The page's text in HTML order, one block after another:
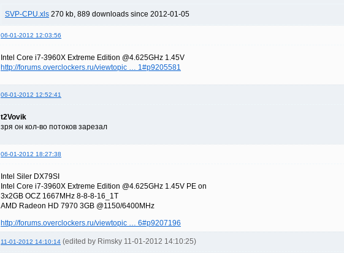
SVP-CPU.xls 270 kb, 889 downloads since 2012-01-05
06-01-2012 12:03:56
Intel Core i7-3960X Extreme Edition @4.625GHz 1.45V
http://forums.overclockers.ru/viewtopic … 1#p9205581
06-01-2012 12:52:41
t2Vovik
зря он кол-во потоков зарезал
06-01-2012 18:27:38
Intel Siler DX79SI
Intel Core i7-3960X Extreme Edition @4.625GHz 1.45V РЕ on
3x2GB OCZ 1667MHz 8-8-8-16_1T
AMD Radeon HD 7970 3GB @1150/6400MHz
http://forums.overclockers.ru/viewtopic … 6#p9207196
11-01-2012 14:10:14 (edited by Rimsky 11-01-2012 14:10:25)